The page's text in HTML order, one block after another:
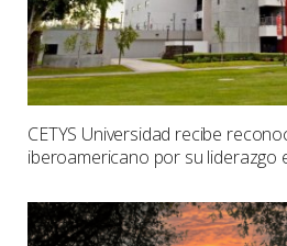
CETYS Universidad recibe
iberoamericano por su liderazgo